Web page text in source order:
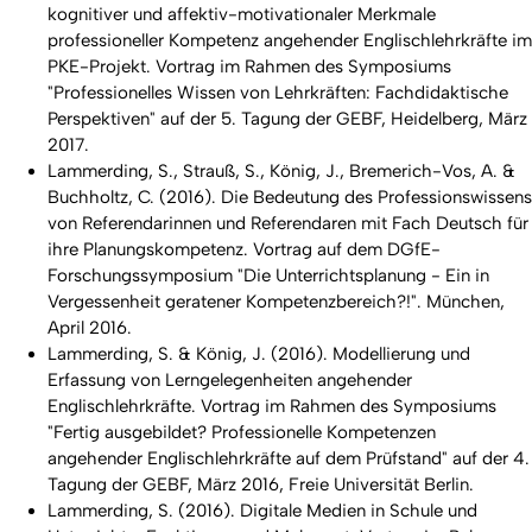
kognitiver und affektiv-motivationaler Merkmale
professioneller Kompetenz angehender Englischlehrkräfte im
PKE-Projekt. Vortrag im Rahmen des Symposiums
"Professionelles Wissen von Lehrkräften: Fachdidaktische
Perspektiven" auf der 5. Tagung der GEBF, Heidelberg, März
2017.
Lammerding, S., Strauß, S., König, J., Bremerich-Vos, A. &
Buchholtz, C. (2016). Die Bedeutung des Professionswissens
von Referendarinnen und Referendaren mit Fach Deutsch für
ihre Planungskompetenz. Vortrag auf dem DGfE-
Forschungssymposium "Die Unterrichtsplanung - Ein in
Vergessenheit geratener Kompetenzbereich?!". München,
April 2016.
Lammerding, S. & König, J. (2016). Modellierung und
Erfassung von Lerngelegenheiten angehender
Englischlehrkräfte. Vortrag im Rahmen des Symposiums
"Fertig ausgebildet? Professionelle Kompetenzen
angehender Englischlehrkräfte auf dem Prüfstand" auf der 4.
Tagung der GEBF, März 2016, Freie Universität Berlin.
Lammerding, S. (2016). Digitale Medien in Schule und